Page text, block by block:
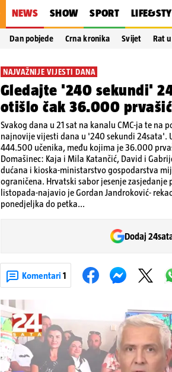
NEWS SHOW SPORT
Dan pobjede Crna kronika Svijet Rat
NAJVAŽNIJE VIJESTI DANA
Gledajte '240 sekundi'
otišlo čak 36.000
Svakog dana u 21 sat na kanalu CMC-ja te
najnovije vijesti dana u '240 sekundi 24sata'.
444.500 učenika, među kojima je 36.000
Domašinec: Kaja i Mila Katančić, David i
dućana i kioska-ministarstvo gospodarstva
ograničena. Hrvatski sabor jesenje
listopada-najavio je Gordan Jandroković-
ponedjeljka do petka...
Dodaj
Komentari 1